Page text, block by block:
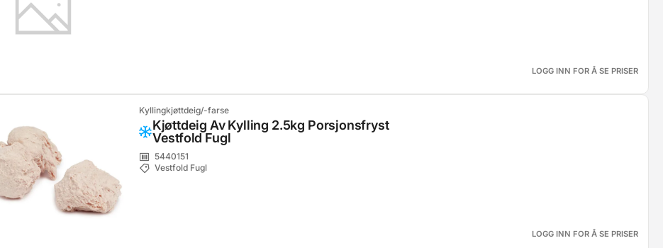
LOGG INN FOR Å SE PRISER
Kyllingkjøttdeig/-farse
Kjøttdeig Av Kylling 2.5kg Porsjonsfryst
Vestfold Fugl
5440151
Vestfold Fugl
LOGG INN FOR Å SE PRISER